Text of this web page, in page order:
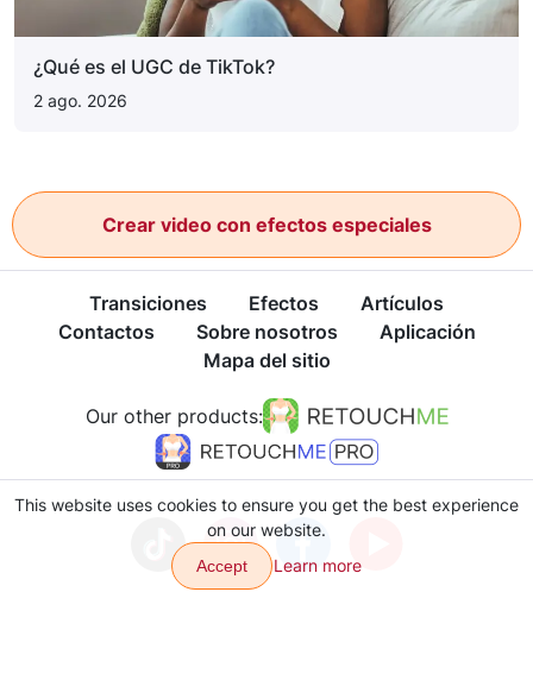
¿Qué es el UGC de TikTok?
2 ago. 2026
Crear video con efectos especiales
Transiciones Efectos
Artículos
Contactos
Sobre nosotros
Aplicación
Mapa del sitio
Our other products:
This website uses cookies to ensure you get the best experience
on our website.
Accept Learn more